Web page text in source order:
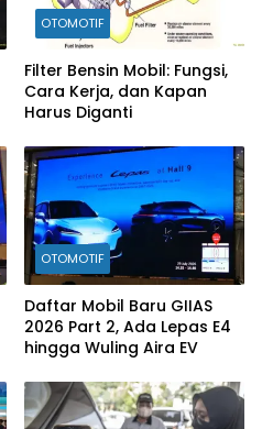
OTOMOTIF
Filter Bensin Mobil: Fungsi,
Cara Kerja, dan Kapan
Harus Diganti
OTOMOTIF
Daftar Mobil Baru GIIAS
2026 Part 2, Ada Lepas E4
hingga Wuling Aira EV